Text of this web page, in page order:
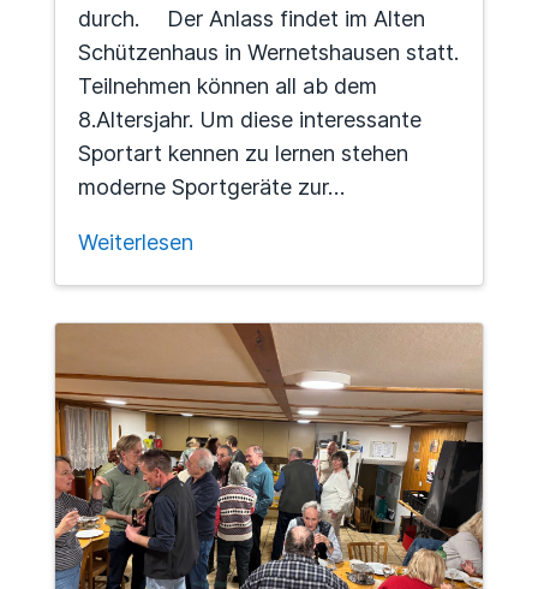
durch. Der Anlass findet im Alten
Schützenhaus in Wernetshausen statt.
Teilnehmen können all ab dem
8.Altersjahr. Um diese interessante
Sportart kennen zu lernen stehen
moderne Sportgeräte zur…
Weiterlesen